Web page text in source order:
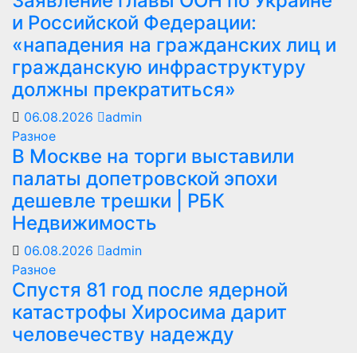
и Российской Федерации:
«нападения на гражданских лиц и
гражданскую инфраструктуру
должны прекратиться»
06.08.2026
admin
Разное
В Москве на торги выставили
палаты допетровской эпохи
дешевле трешки | РБК
Недвижимость
06.08.2026
admin
Разное
Спустя 81 год после ядерной
катастрофы Хиросима дарит
человечеству надежду